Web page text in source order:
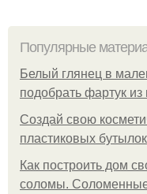
Популярные
Белый глянец в
подобрать фартук из
Создай свою
пластиковых бутылок
Как построить дом
соломы.